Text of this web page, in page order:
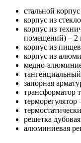
стальной
корпус из
корпус из
помещений) – 2
корпус из
корпус из
медно-
запорная
трансформатор
терморегулятор
решетка
алюминиевая